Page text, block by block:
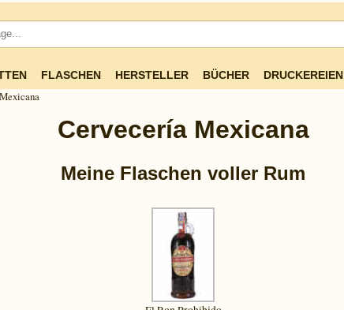
FLASCHEN HERSTELLER BÜCHER DRUCKEREIEN
Cervecería Mexicana
Meine Flaschen voller Rum